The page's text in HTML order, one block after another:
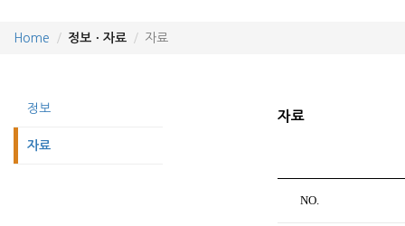
Home 정보ㆍ자료 자료
정보
자료
자료
NO.